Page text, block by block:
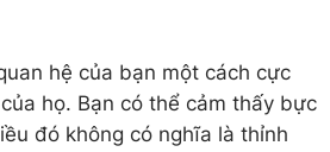
hệ của bạn một cách cực
họ. Bạn có thể cảm thấy bực
đó không có nghĩa là thỉnh